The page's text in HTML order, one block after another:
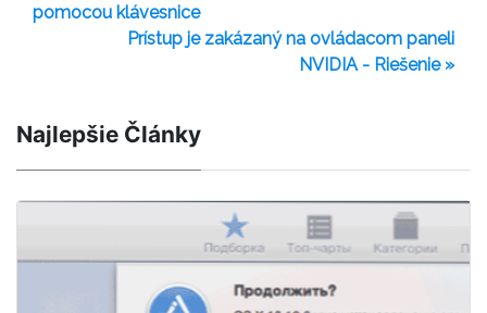
pomocou klávesnice
Prístup je zakázaný na ovládacom paneli
NVIDIA - Riešenie »
Najlepšie Články